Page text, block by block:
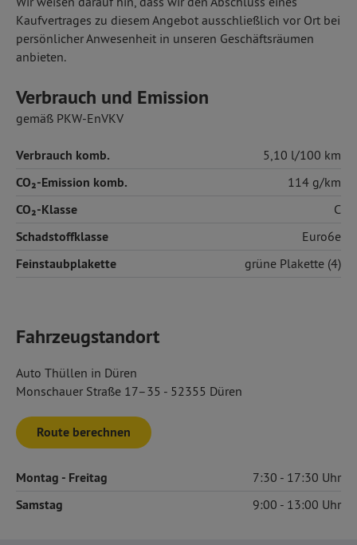
Kaufvertrages zu diesem Angebot ausschließlich vor Ort bei
persönlicher Anwesenheit in unseren Geschäftsräumen
anbieten.
Verbrauch und Emission
gemäß PKW-EnVKV
Verbrauch komb. 5,10 l/100 km
CO₂-Emission komb. 114 g/km
CO₂-Klasse C
Schadstoffklasse Euro6e
Feinstaubplakette grüne Plakette (4)
Fahrzeugstandort
Auto Thüllen in Düren
Monschauer Straße 17–35 - 52355 Düren
Route berechnen
Montag - Freitag 7:30 17:30
Samstag 9:00 13:00